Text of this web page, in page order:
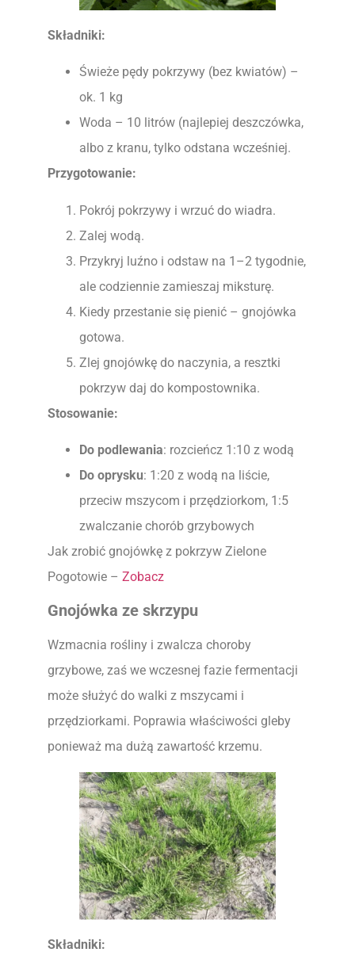
Składniki:
Świeże pędy pokrzywy (bez kwiatów) –
ok. 1 kg
Woda – 10 litrów (najlepiej deszczówka,
albo z kranu, tylko odstana wcześniej.
Przygotowanie:
Pokrój pokrzywy i wrzuć do wiadra.
Zalej wodą.
Przykryj luźno i odstaw na 1–2 tygodnie,
ale codziennie zamieszaj miksturę.
Kiedy przestanie się pienić – gnojówka
gotowa.
Zlej gnojówkę do naczynia, a resztki
pokrzyw daj do kompostownika.
Stosowanie:
Do podlewania: rozcieńcz 1:10 z wodą
Do oprysku: 1:20 z wodą na liście,
przeciw mszycom i przędziorkom, 1:5
zwalczanie chorób grzybowych
Jak zrobić gnojówkę z pokrzyw Zielone
Pogotowie – Zobacz
Gnojówka ze skrzypu
Wzmacnia rośliny i zwalcza choroby
grzybowe, zaś we wczesnej fazie fermentacji
może służyć do walki z mszycami i
przędziorkami. Poprawia właściwości gleby
ponieważ ma dużą zawartość krzemu.
Składniki: